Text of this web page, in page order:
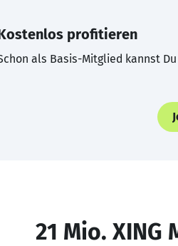
profitieren
als Basis-Mitglied kannst
21 Mio. XING